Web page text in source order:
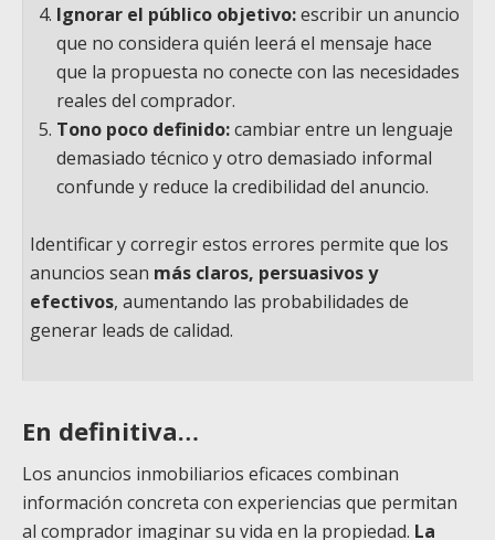
Ignorar el público objetivo:escribir un anuncio
que no considera quién leerá el mensaje hace
que la propuesta no conecte con las necesidades
reales del comprador.
Tono poco definido:cambiar entre un lenguaje
demasiado técnico y otro demasiado informal
confunde y reduce la credibilidad del anuncio.
Identificar y corregir estos errores permite que los
anuncios sean más claros, persuasivos y
efectivos, aumentando las probabilidades de
generar leads de calidad.
En definitiva…
Los anuncios inmobiliarios eficaces combinan
información concreta con experiencias que permitan
al comprador imaginar su vida en la propiedad. La